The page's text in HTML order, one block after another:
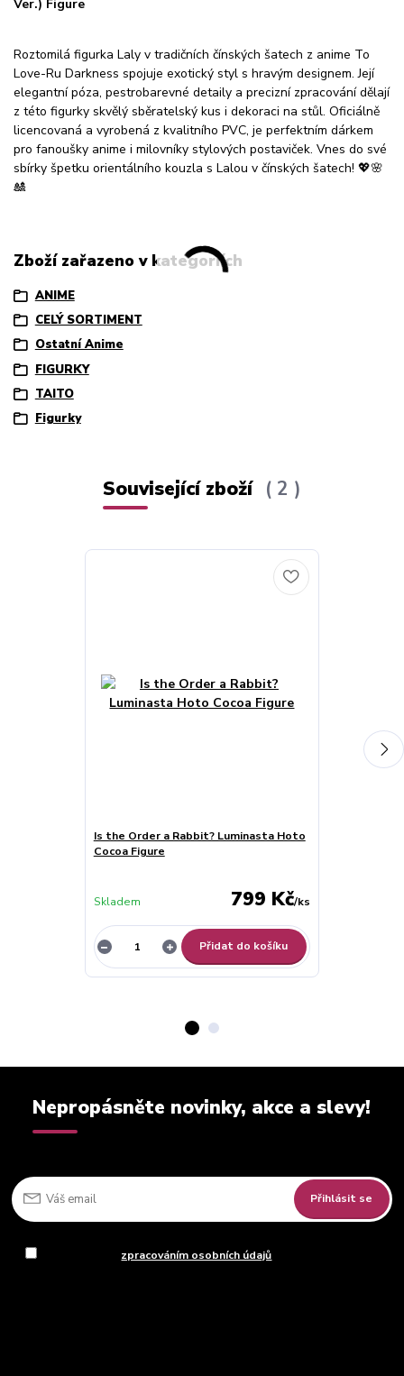
Ver.) Figure
Roztomilá figurka Laly v tradičních čínských šatech z anime To
Love-Ru Darkness spojuje exotický styl s hravým designem. Její
elegantní póza, pestrobarevné detaily a precizní zpracování dělají
z této figurky skvělý sběratelský kus i dekoraci na stůl. Oficiálně
licencovaná a vyrobená z kvalitního PVC, je perfektním dárkem
pro fanoušky anime i milovníky stylových postaviček. Vnes do své
sbírky špetku orientálního kouzla s Lalou v čínských šatech! 💖🌸
🎎
Zboží zařazeno v kategoriích
ANIME
CELÝ SORTIMENT
Ostatní Anime
FIGURKY
TAITO
Figurky
Související zboží 2
Is the Order a Rabbit? Luminasta Hoto
Cocoa Figure
799 Kč/ks
Skladem
Přidat do košíku
Nepropásněte novinky, akce a slevy!
Přihlásit se
zpracováním osobních údajů